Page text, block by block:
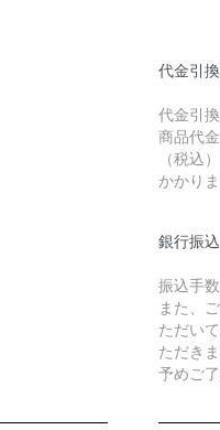
代金引
代金引換
商品代
（税込）
かかり
銀行振込
振込手
また、
ただい
ただきま
予めご